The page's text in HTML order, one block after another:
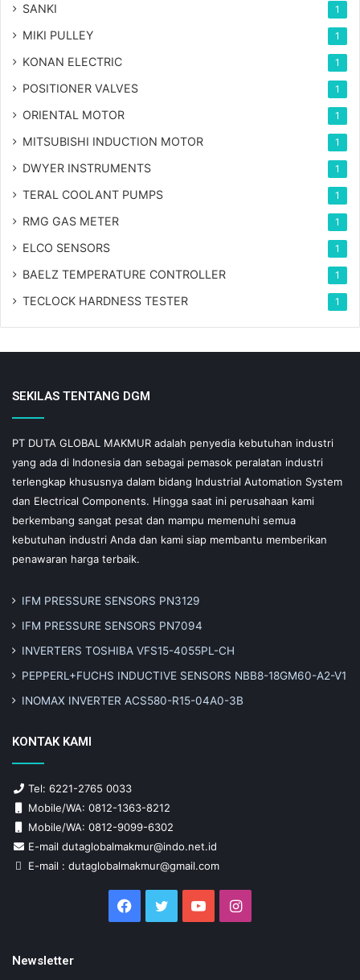
SANKI 1
MIKI PULLEY 1
KONAN ELECTRIC 1
POSITIONER VALVES 1
ORIENTAL MOTOR 1
MITSUBISHI INDUCTION MOTOR 1
DWYER INSTRUMENTS 1
TERAL COOLANT PUMPS 1
RMG GAS METER 1
ELCO SENSORS 1
BAELZ TEMPERATURE CONTROLLER 1
TECLOCK HARDNESS TESTER 1
SEKILAS TENTANG DGM
PT DUTA GLOBAL MAKMUR adalah penyedia kebutuhan industri
yang ada di Indonesia dan sebagai pemasok peralatan industri
terlengkap khususnya dalam bidang Industrial Automation System
dan Electrical Components. Hingga saat ini perusahaan kami
berkembang sangat pesat dan mampu memenuhi semua
kebutuhan industri Anda dan kami siap membantu memberikan
penawaran harga terbaik.
IFM PRESSURE SENSORS PN3129
IFM PRESSURE SENSORS PN7094
INVERTERS TOSHIBA VFS15-4055PL-CH
PEPPERL+FUCHS INDUCTIVE SENSORS NBB8-18GM60-A2-V1
INOMAX INVERTER ACS580-R15-04A0-3B
KONTAK KAMI
Tel: 6221-2765 0033
Mobile/WA: 0812-1363-8212
Mobile/WA: 0812-9099-6302
E-mail dutaglobalmakmur@indo.net.id
E-mail : dutaglobalmakmur@gmail.com
Facebook
Twitter YouTubeInstagram
Newsletter